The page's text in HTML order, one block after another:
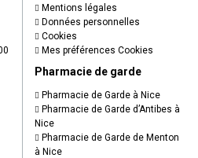
Mentions légales
Données personnelles
Cookies
Mes préférences Cookies
Pharmacie de garde
Pharmacie de Garde à Nice
Pharmacie de Garde d’Antibes à
Nice
Pharmacie de Garde de Menton
à Nice